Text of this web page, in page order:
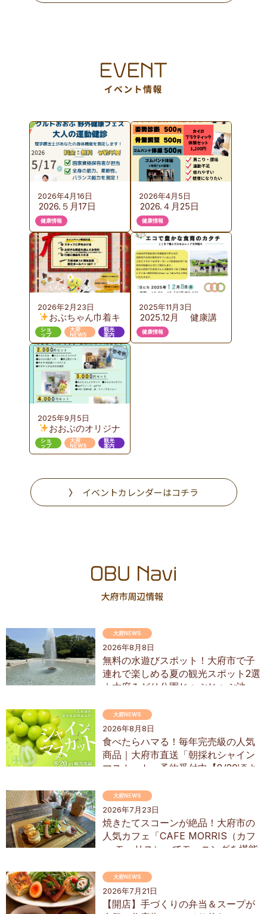
2026年4月16日
2026.５月17日
（日）KURUTOおお
ぶ 野外健康フェス
のご案内
健康情報
2026年4月5日
2026.４月25日
（土）カイロプラク
ティック体験会の
ご案内
健康情報
2026年2月23日
おぶちゃん巾着キ
ャンペーン 第３弾
ショ
ップ
大府
NEWS
観光
案内
2025年11月3日
2025.12月 健康講
座のご案内 『お
いしい給食から始め
健康情報
2025年9月5日
おおぶのオリジナ
ルギフト販売
ショ
ップ
大府
NEWS
観光
案内
イベントカレンダーはコチラ
2026年8月8日
無料の水遊びスポット！大府市で子
連れで楽しめる夏の観光スポット2選
｜大府みどり公園じゃぶじゃぶ池、
大府NEWS
2026年8月8日
食べたらハマる！毎年完売級の人気
商品｜大府市直送「朝採れシャイン
マスカット」予約受付中【8/20頃よ
グ
大府NEWS
2026年7月23日
焼きたてスコーンが絶品！大府市の
人気カフェ「CAFE MORRIS（カフ
ェ モーリス）」でモーニングを堪能
大府NEWS
2026年7月21日
【開店】手づくりの弁当＆スープが
大府NEWS